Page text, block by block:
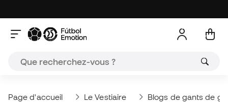
Page d'accueil Le Vestiaire Blogs de gants de